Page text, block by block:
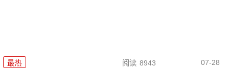
最热 阅读 8943 07-28